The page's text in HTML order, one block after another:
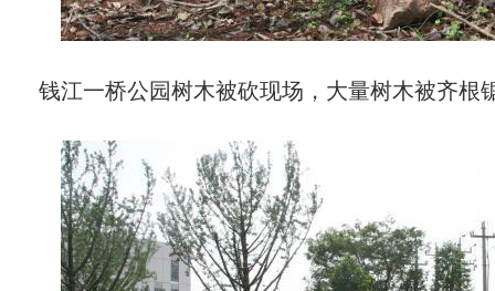
钱江一桥公园树木被砍现场，大量树木被齐